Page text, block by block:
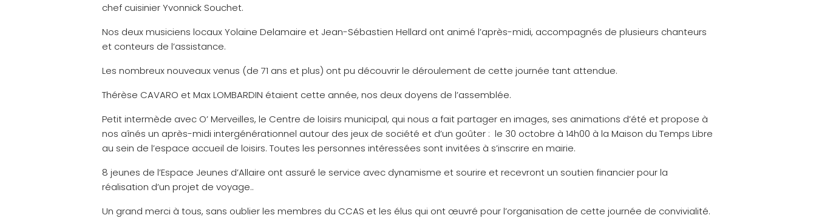
chef cuisinier Yvonnick Souchet.
Nos deux musiciens locaux Yolaine Delamaire et Jean-Sébastien Hellard ont animé l’après-midi, accompagnés de plusieurs chanteurs
et conteurs de l’assistance.
Les nombreux nouveaux venus (de 71 ans et plus) ont pu découvrir le déroulement de cette journée tant attendue.
Thérèse CAVARO et Max LOMBARDIN étaient cette année, nos deux doyens de l’assemblée.
Petit intermède avec O’ Merveilles, le Centre de loisirs municipal, qui nous a fait partager en images, ses animations d’été et propose à
nos aînés un après-midi intergénérationnel autour des jeux de société et d’un goûter : le 30 octobre à 14h00 à la Maison du Temps Libre
au sein de l’espace accueil de loisirs. Toutes les personnes intéressées sont invitées à s’inscrire en mairie.
8 jeunes de l’Espace Jeunes d’Allaire ont assuré le service avec dynamisme et sourire et recevront un soutien financier pour la
réalisation d’un projet de voyage..
Un grand merci à tous, sans oublier les membres du CCAS et les élus qui ont œuvré pour l’organisation de cette journée de convivialité.